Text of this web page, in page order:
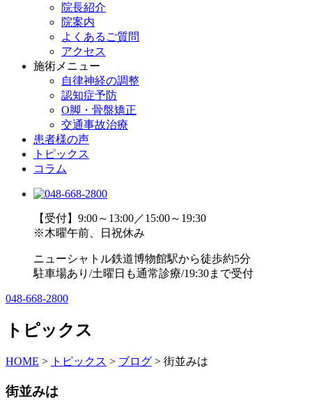
院長紹介
院案内
よくあるご質問
アクセス
施術メニュー
自律神経の調整
認知症予防
O脚・骨盤矯正
交通事故治療
患者様の声
トピックス
コラム
【受付】9:00～13:00／15:00～19:30
※木曜午前、日祝休み
ニューシャトル鉄道博物館駅から徒歩約5分
駐車場あり/土曜日も通常診療/19:30まで受付
048-668-2800
トピックス
HOME > トピックス > ブログ > 街並みは
街並みは